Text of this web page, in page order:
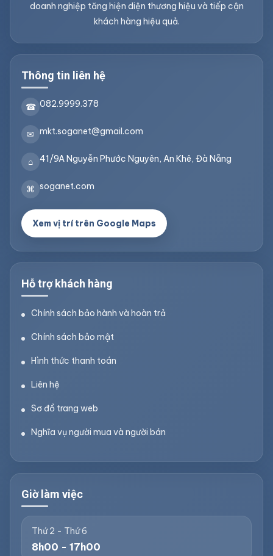
doanh nghiệp tăng hiện diện thương hiệu và tiếp cận
khách hàng hiệu quả.
Thông tin liên hệ
☎ 082.9999.378
✉ mkt.soganet@gmail.com
⌂ 41/9A Nguyễn Phước Nguyên, An Khê, Đà Nẵng
⌘ soganet.com
Xem vị trí trên Google Maps
Hỗ trợ khách hàng
Chính sách bảo hành và hoàn trả
Chính sách bảo mật
Hình thức thanh toán
Liên hệ
Sơ đồ trang web
Nghĩa vụ người mua và người bán
Giờ làm việc
Thứ 2 - Thứ 6
8h00 - 17h00